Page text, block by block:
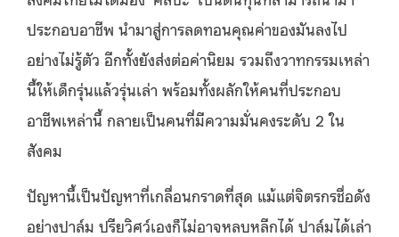
ประกอบอาชีพ นำมาสู่การลดทอนคุณค่าของมันลงไป
อย่างไม่รู้ตัว อีกทั้งยังส่งต่อค่านิยม รวมถึงวาทกรรมเหล่า
นี้ให้เด็กรุ่นแล้วรุ่นเล่า พร้อมทั้งผลักให้คนที่ประกอบ
อาชีพเหล่านี้ กลายเป็นคนที่มีความมั่นคงระดับ 2 ใน
สังคม
ปัญหานี้เป็นปัญหาที่เกลื่อนกราดที่สุด แม้แต่จิตรกรชื่อดัง
อย่างปาล์ม ปรียวิศว์เองก็ไม่อาจหลบหลีกได้ ปาล์มได้เล่า